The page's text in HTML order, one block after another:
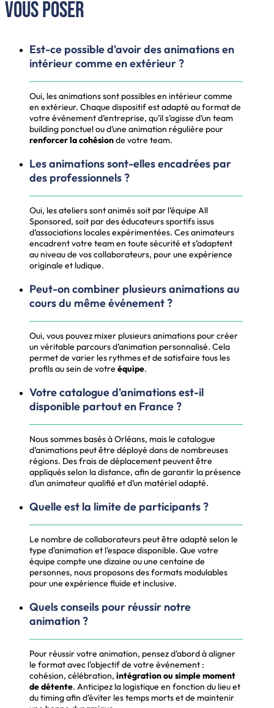
vous poser
Est-ce possible d'avoir des animations en
intérieur comme en extérieur ?
Oui, les animations sont possibles en intérieur comme
en extérieur. Chaque dispositif est adapté au format de
votre événement d’entreprise, qu’il s’agisse d’un team
building ponctuel ou d’une animation régulière pour
renforcer la cohésionde votre team.
Les animations sont-elles encadrées par
des professionnels ?
Oui, les ateliers sont animés soit par l’équipe All
Sponsored, soit par des éducateurs sportifs issus
d’associations locales expérimentées. Ces animateurs
encadrent votre team en toute sécurité et s’adaptent
au niveau de vos collaborateurs, pour une expérience
originale et ludique.
Peut-on combiner plusieurs animations au
cours du même événement ?
Oui, vous pouvez mixer plusieurs animations pour créer
un véritable parcours d’animation personnalisé. Cela
permet de varier les rythmes et de satisfaire tous les
profils au sein de votre équipe.
Votre catalogue d'animations est-il
disponible partout en France ?
Nous sommes basés à Orléans, mais le catalogue
d’animations peut être déployé dans de nombreuses
régions. Des frais de déplacement peuvent être
appliqués selon la distance, afin de garantir la présence
d’un animateur qualifié et d’un matériel adapté.
Quelle est la limite de participants ?
Le nombre de collaborateurs peut être adapté selon le
type d’animation et l’espace disponible. Que votre
équipe compte une dizaine ou une centaine de
personnes, nous proposons des formats modulables
pour une expérience fluide et inclusive.
Quels conseils pour réussir notre
animation ?
Pour réussir votre animation, pensez d’abord à aligner
le format avec l’objectif de votre événement :
cohésion, célébration, intégration ou simple moment
de détente. Anticipez la logistique en fonction du lieu et
du timing afin d’éviter les temps morts et de maintenir